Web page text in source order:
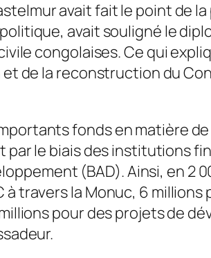
avait fait le point de
avait souligné le
congolaises. Ce qui
de la reconstruction du
fonds en matière
le biais des institutions
(BAD). Ainsi, en 2
travers la Monuc, 6
pour des projets de